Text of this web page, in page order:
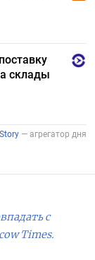
с
Times.